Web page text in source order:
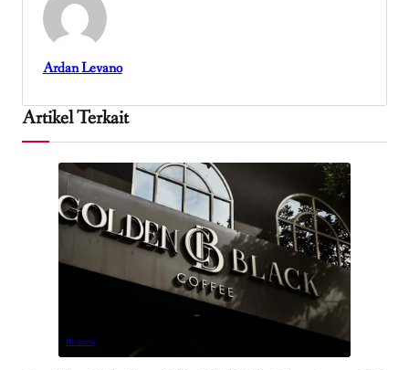
Ardan Levano
Artikel Terkait
Business